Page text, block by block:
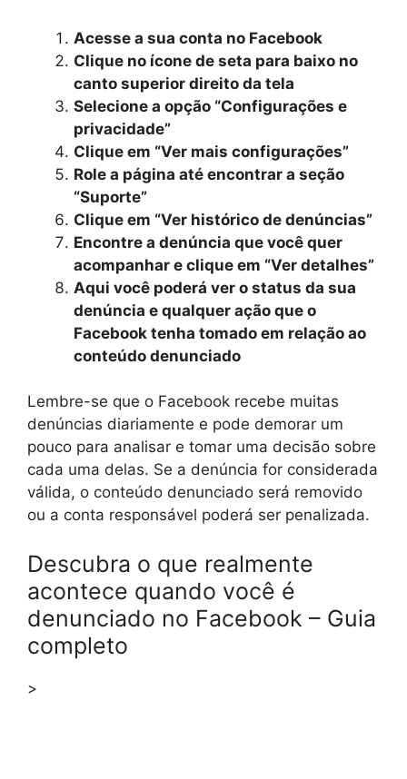
Acesse a sua conta no Facebook
Clique no ícone de seta para baixo no
canto superior direito da tela
Selecione a opção “Configurações e
privacidade”
Clique em “Ver mais configurações”
Role a página até encontrar a seção
“Suporte”
Clique em “Ver histórico de denúncias”
Encontre a denúncia que você quer
acompanhar e clique em “Ver detalhes”
Aqui você poderá ver o status da sua
denúncia e qualquer ação que o
Facebook tenha tomado em relação ao
conteúdo denunciado
Lembre-se que o Facebook recebe muitas
denúncias diariamente e pode demorar um
pouco para analisar e tomar uma decisão sobre
cada uma delas. Se a denúncia for considerada
válida, o conteúdo denunciado será removido
ou a conta responsável poderá ser penalizada.
Descubra o que realmente
acontece quando você é
denunciado no Facebook – Guia
completo
>